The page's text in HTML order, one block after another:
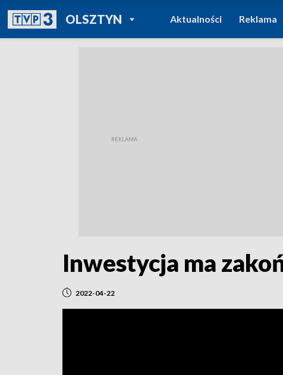
OLSZTYNPOWRÓT DO
TVP REGIONY
Aktualności Reklama
Inwestycja ma
2022-04-22